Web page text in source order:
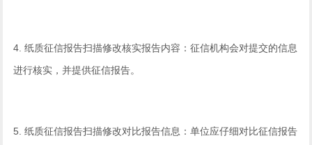
4. 纸质征信报告扫描修改核实报告内容：征信机构会对提交的信息
进行核实，并提供征信报告。
5. 纸质征信报告扫描修改对比报告信息：单位应仔细对比征信报告